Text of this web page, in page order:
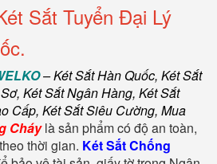
Sắt Tuyển Đại Lý
–Két Sắt Hàn Quốc, Két Sắt
, Két Sắt Ngân Hàng, Két Sắt
Cấp, Két Sắt Siêu Cường, Mua
Cháylà sản phẩm có độ an toàn,
thời gian. Két Sắt Chống